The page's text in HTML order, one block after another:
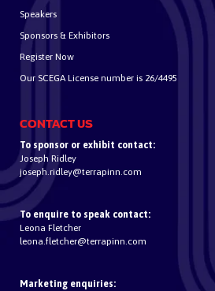
Speakers
Sponsors & Exhibitors
Register Now
Our SCEGA License number is 26/4495
CONTACT US
To sponsor or exhibit contact:
Joseph Ridley
joseph.ridley@terrapinn.com
To enquire to speak contact:
Leona Fletcher
leona.fletcher@terrapinn.com
Marketing enquiries: